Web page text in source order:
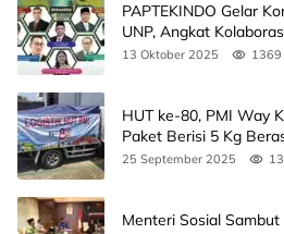
PAPTEKINDO Gelar
UNP, Angkat
Agendanya
13 Oktober 2025 1369
HUT ke-80, PMI Way
Paket Berisi 5 Kg
25 September 2025
Menteri Sosial